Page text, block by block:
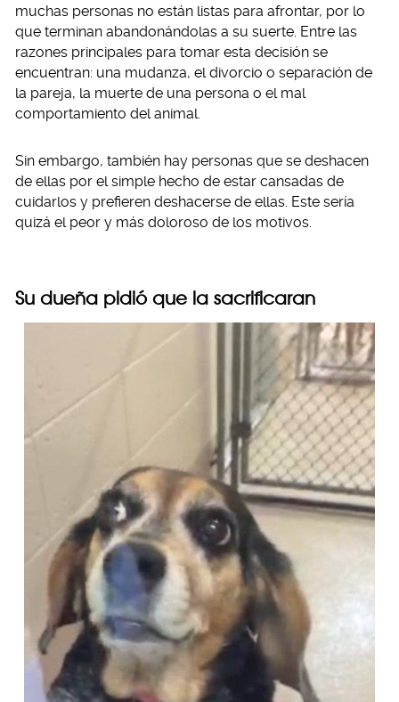
muchas personas no están listas para afrontar, por lo
que terminan abandonándolas a su suerte. Entre las
razones principales para tomar esta decisión se
encuentran: una mudanza, el divorcio o separación de
la pareja, la muerte de una persona o el mal
comportamiento del animal.
Sin embargo, también hay personas que se deshacen
de ellas por el simple hecho de estar cansadas de
cuidarlos y prefieren deshacerse de ellas. Este sería
quizá el peor y más doloroso de los motivos.
Su dueña pidió que la sacrificaran